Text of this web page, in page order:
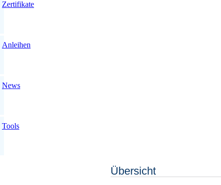
Zertifikate
Anleihen
News
Tools
Übersicht